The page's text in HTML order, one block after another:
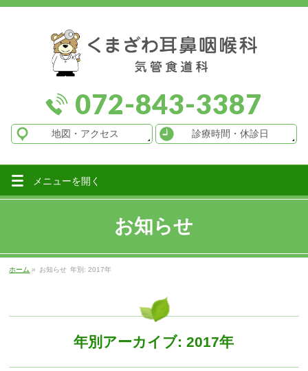
072-843-3387
地図 ・アクセス 診療時間 ・休診日
メニューを開く
お知らせ
ホーム » お知らせ 年別: 2017年
年別アーカイブ: 2017年